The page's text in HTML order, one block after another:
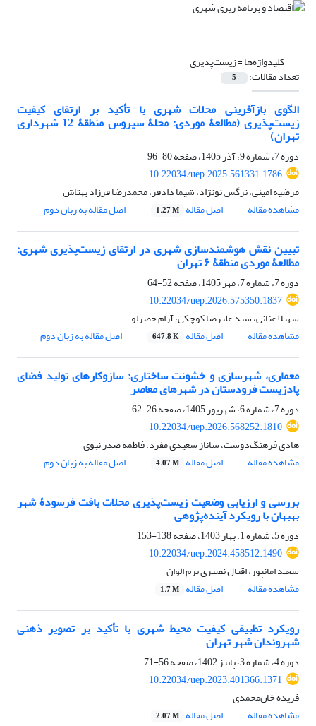
کلیدواژه‌ها =زیست‌پذیری
تعداد مقالات: 5
الگوی بازآفرینی محلات شهری با تأکید بر ارتقای کیفیت
زیست‌پذیری (مطالعۀ موردی: محلۀ سیروس منطقۀ 12 شهرداری
تهران)
دوره 7، شماره 9، آذر 1405، صفحه
80-96
10.22034/uep.2025.561331.1786
مرضیه امینی، نرگس نونژاد، شیما دادفر، محمدرضا فرزاد بهتاش
مشاهده مقاله
اصل مقاله 1.27 M اصل مقاله به زبان دوم
تبیین نقش هوشمندسازی شهری در ارتقای زیست‌پذیری شهری:
مطالعۀ موردی منطقۀ ۶ تهران
دوره 7، شماره 7، مهر 1405، صفحه
52-64
10.22034/uep.2026.575350.1837
سهیلا عنانی، سید علیرضا کوچکی، آرام خضرلو
مشاهده مقاله
اصل مقاله 647.8 K اصل مقاله به زبان دوم
معماری، شهرسازی و خشونت ساختاری: سازوکارهای تولید فضای
پادزیست فرودستان در شهرهای معاصر
دوره 7، شماره 6، شهریور 1405، صفحه
26-62
10.22034/uep.2026.568252.1810
هادی فرهنگ‌دوست، ساناز سعیدی مفرد، فاطمه صدر نبوی
مشاهده مقاله
اصل مقاله 4.07 M اصل مقاله به زبان دوم
بررسی و ارزیابی وضعیت زیست‌پذیری محلات بافت فرسودۀ شهر
بهبهان با رویکرد آینده‌پژوهی
دوره 5، شماره 1، بهار 1403، صفحه
138-153
10.22034/uep.2024.458512.1490
سعید امانپور، اقبال نصیری برم الوان
مشاهده مقاله
اصل مقاله 1.7 M
رویکرد تطبیقی کیفیت محیط شهری با تأکید بر تصویر ذهنی
شهروندان شهر تهران
دوره 4، شماره 3، پاییز 1402، صفحه
56-71
10.22034/uep.2023.401366.1371
فریده خان‌محمدی
مشاهده مقاله
اصل مقاله 2.07 M